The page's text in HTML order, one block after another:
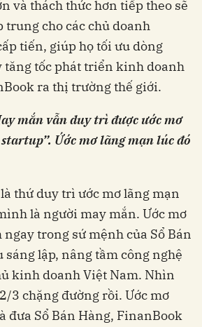
và thách thức hơn tiếp theo sẽ
trung cho các chủ doanh
tiến, giúp họ tối ưu dòng
tăng tốc phát triển kinh doanh
ra thị trường thế giới.
mắn vẫn duy trì được ước mơ
Ứớc mơ lãng mạn lúc đó
thứ duy trì ước mơ lãng mạn
là người may mắn. Ước mơ
trong sứ mệnh của Sổ Bán
sáng lập, nâng tầm công nghệ
kinh doanh Việt Nam. Nhìn
3 chặng đường rồi. Ước mơ
đưa Sổ Bán Hàng, FinanBook